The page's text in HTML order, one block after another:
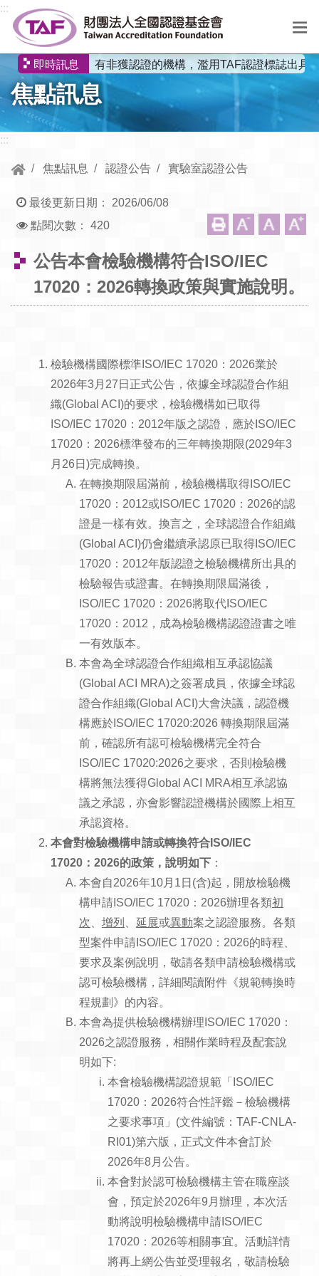
跳到中央內容區塊
:::
選
即時訊息 有非獲認證的機構，濫用TAF認證標誌出具
焦點訊息
:::
焦點訊息 認證公告 實驗室認證公告
最後更新日期： 2026/06/08
點閱次數： 420
公告本會檢驗機構符合ISO/IEC
17020：2026轉換政策與實施說明。
檢驗機構國際標準ISO/IEC 17020：2026業於
2026年3月27日正式公告，依據全球認證合作組
織(Global ACI)的要求，檢驗機構如已取得
ISO/IEC 17020：2012年版之認證，應於ISO/IEC
17020：2026標準發布的三年轉換期限(2029年3
月26日)完成轉換。
在轉換期限屆滿前，檢驗機構取得ISO/IEC
17020：2012或ISO/IEC 17020：2026的認
證是一樣有效。換言之，全球認證合作組織
(Global ACI)仍會繼續承認原已取得ISO/IEC
17020：2012年版認證之檢驗機構所出具的
檢驗報告或證書。在轉換期限屆滿後，
ISO/IEC 17020：2026將取代ISO/IEC
17020：2012，成為檢驗機構認證證書之唯
一有效版本。
本會為全球認證合作組織相互承認協議
(Global ACI MRA)之簽署成員，依據全球認
證合作組織(Global ACI)大會決議，認證機
構應於ISO/IEC 17020:2026 轉換期限屆滿
前，確認所有認可檢驗機構完全符合
ISO/IEC 17020:2026之要求，否則檢驗機
構將無法獲得Global ACI MRA相互承認協
議之承認，亦會影響認證機構於國際上相互
承認資格。
本會對檢驗機構申請或轉換符合 ISO/IEC
17020 ： 2026的政策 ， 說明如下 ：
本會自2026年10月1日(含)起，開放檢驗機
構申請ISO/IEC 17020：2026辦理各類初
次
增列 延展或異動案之認證服務。各類
型案件申請ISO/IEC 17020：2026的時程、
要求及案例說明，敬請各類申請檢驗機構或
認可檢驗機構，詳細閱讀附件《規範轉換時
程規劃》的內容。
本會為提供檢驗機構辦理ISO/IEC 17020：
2026之認證服務，相關作業時程及配套說
明如下:
本會檢驗機構認證規範「ISO/IEC
17020：2026符合性評鑑－檢驗機構
之要求事項」(文件編號：TAF-CNLA-
RI01)第六版，正式文件本會訂於
2026年8月公告。
本會對於認可檢驗機構主管在職座談
會，預定於2026年9月辦理，本次活
動將說明檢驗機構申請ISO/IEC
17020：2026等相關事宜。活動詳情
將再上網公告並受理報名，敬請檢驗